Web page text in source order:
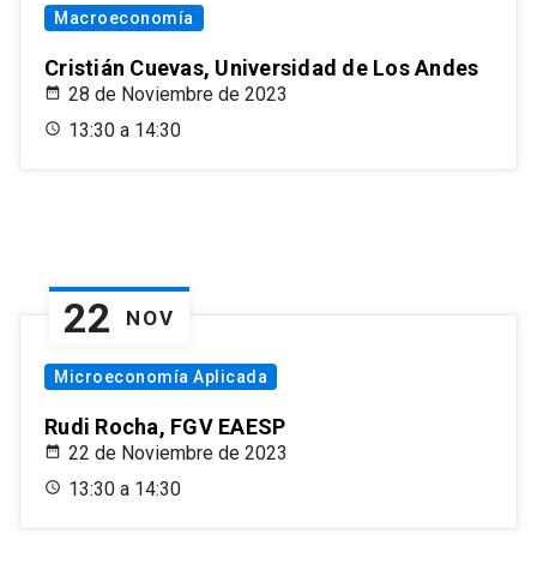
Macroeconomía
Cristián Cuevas, Universidad de Los Andes
28 de Noviembre de 2023
13:30 a 14:30
22 NOV
Microeconomía Aplicada
Rudi Rocha, FGV EAESP
22 de Noviembre de 2023
13:30 a 14:30